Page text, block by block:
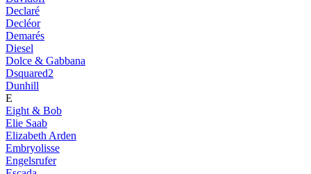
Declaré
Decléor
Demarés
Diesel
Dolce & Gabbana
Dsquared2
Dunhill
E
Eight & Bob
Elie Saab
Elizabeth Arden
Embryolisse
Engelsrufer